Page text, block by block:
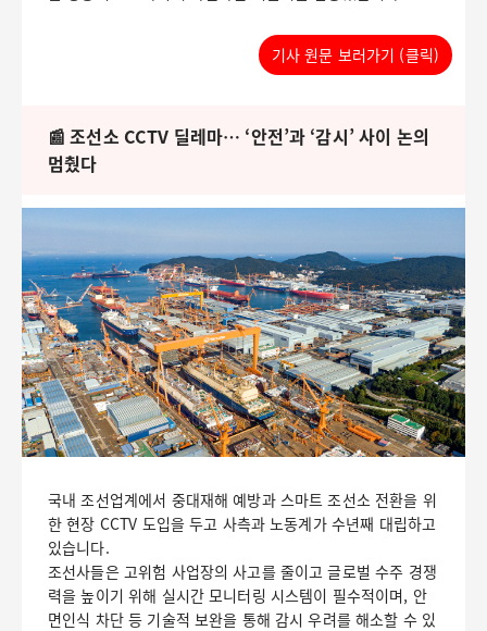
기사 원문 보러가기 (클릭)
📰 조선소 CCTV 딜레마… ‘안전’과 ‘감시’ 사이 논의
멈췄다
국내 조선업계에서 중대재해 예방과 스마트 조선소 전환을 위
한 현장 CCTV 도입을 두고 사측과 노동계가 수년째 대립하고
있습니다.
조선사들은 고위험 사업장의 사고를 줄이고 글로벌 수주 경쟁
력을 높이기 위해 실시간 모니터링 시스템이 필수적이며, 안
면인식 차단 등 기술적 보완을 통해 감시 우려를 해소할 수 있